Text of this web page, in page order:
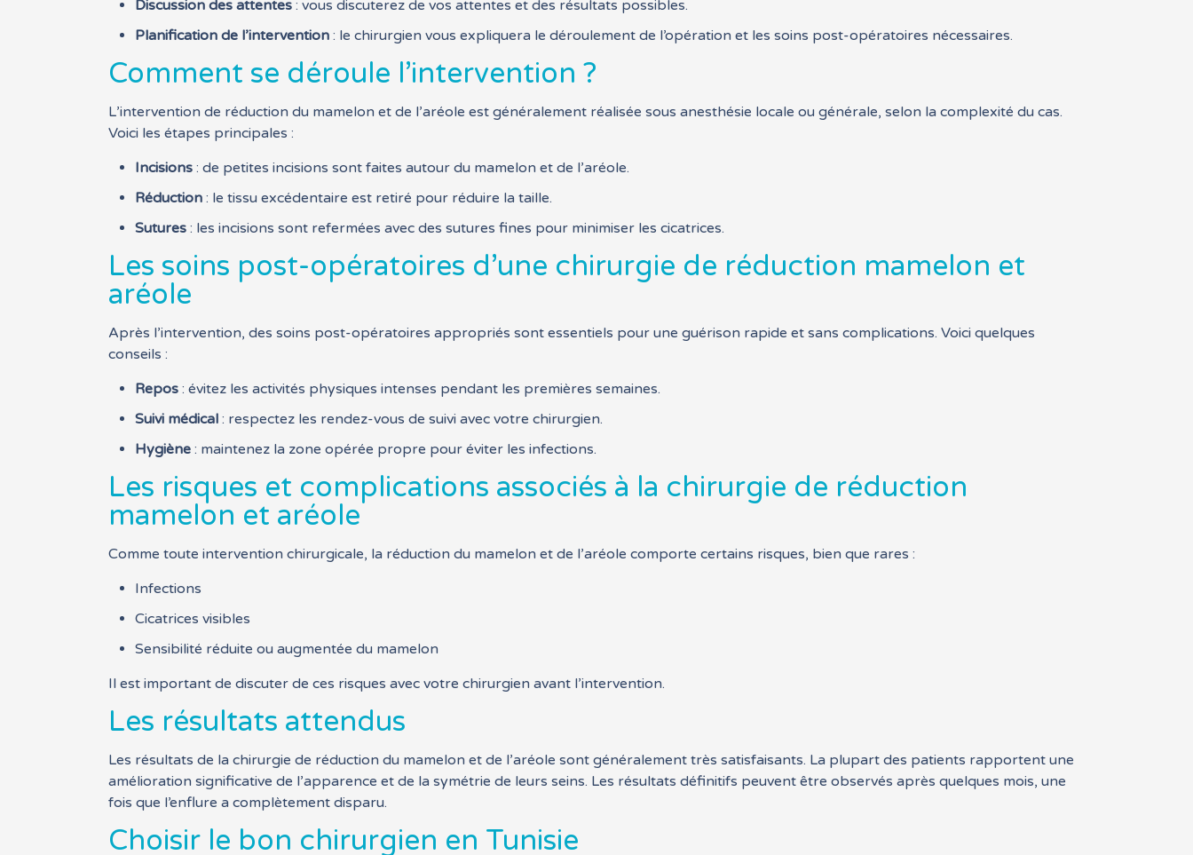
Discussion des attentes : vous discuterez de vos attentes et des résultats possibles.
Planification de l’intervention : le chirurgien vous expliquera le déroulement de l’opération et les soins post-opératoires nécessaires.
Comment se déroule l’intervention ?
L’intervention de réduction du mamelon et de l’aréole est généralement réalisée sous anesthésie locale ou générale, selon la complexité du cas.
Voici les étapes principales :
Incisions : de petites incisions sont faites autour du mamelon et de l’aréole.
Réduction : le tissu excédentaire est retiré pour réduire la taille.
Sutures : les incisions sont refermées avec des sutures fines pour minimiser les cicatrices.
Les soins post-opératoires d’une chirurgie de réduction mamelon et
aréole
Après l’intervention, des soins post-opératoires appropriés sont essentiels pour une guérison rapide et sans complications. Voici quelques
conseils :
Repos : évitez les activités physiques intenses pendant les premières semaines.
Suivi médical : respectez les rendez-vous de suivi avec votre chirurgien.
Hygiène : maintenez la zone opérée propre pour éviter les infections.
Les risques et complications associés à la chirurgie de réduction
mamelon et aréole
Comme toute intervention chirurgicale, la réduction du mamelon et de l’aréole comporte certains risques, bien que rares :
Infections
Cicatrices visibles
Sensibilité réduite ou augmentée du mamelon
Il est important de discuter de ces risques avec votre chirurgien avant l’intervention.
Les résultats attendus
Les résultats de la chirurgie de réduction du mamelon et de l’aréole sont généralement très satisfaisants. La plupart des patients rapportent une
amélioration significative de l’apparence et de la symétrie de leurs seins. Les résultats définitifs peuvent être observés après quelques mois, une
fois que l’enflure a complètement disparu.
Choisir le bon chirurgien en Tunisie